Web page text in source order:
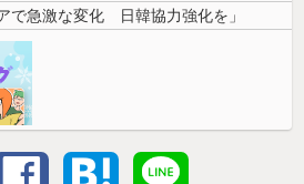
で急激な変化 日韓協力強化を」